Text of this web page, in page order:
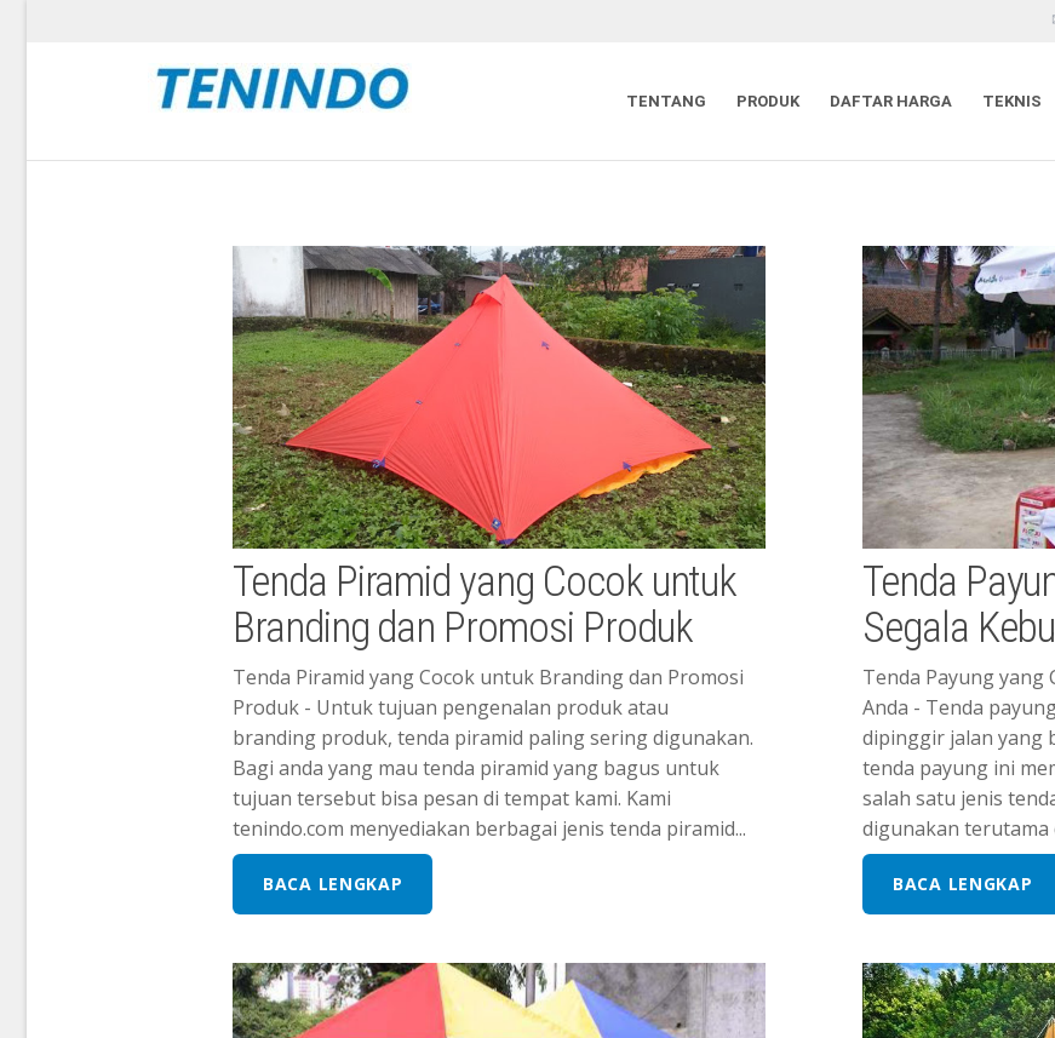
TENTANG PRODUK DAFTAR HARGA TEKNIS
Tenda Piramid yang Cocok untuk
Branding dan Promosi Produk
Tenda Piramid yang Cocok untuk Branding dan Promosi
Produk - Untuk tujuan pengenalan produk atau
branding produk, tenda piramid paling sering digunakan.
Bagi anda yang mau tenda piramid yang bagus untuk
tujuan tersebut bisa pesan di tempat kami. Kami
tenindo.com menyediakan berbagai jenis tenda piramid...
BACA LENGKAP
Tenda
Segala
Tenda Payung yang
Anda - Tenda
dipinggir jalan yang
tenda payung ini
salah satu jenis
digunakan terutama
BACA LENGKAP